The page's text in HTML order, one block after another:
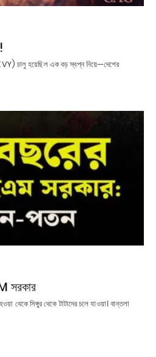
চালু হয়েছিল এক বড় স্বপ্ন নিয়ে—দেশের
সরকার
থেকে সিঙ্গুর থেকে টাটাদের চলে যাওয়া। বান্তলা